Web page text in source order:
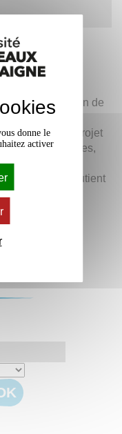
d’administration de
Bordeaux
s’oppose au projet
les retraites,
par
2023, et soutient
et des
donne le
activer